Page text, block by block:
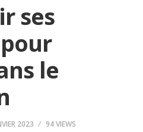
ses
le
2023 94 VIEWS